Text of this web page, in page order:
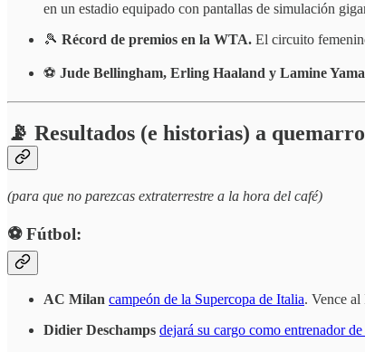
en un estadio equipado con pantallas de simulación
🎾 Récord de premios en la WTA. El circuito
⚽ Jude Bellingham, Erling Haaland y Lamine
📡 Resultados (e historias) a
(para que no parezcas extraterrestre a la hora del café)
⚽️ Fútbol:
AC Milan campeón de la Supercopa de Italia. Vence
Didier Deschamps dejará su cargo como entrenador